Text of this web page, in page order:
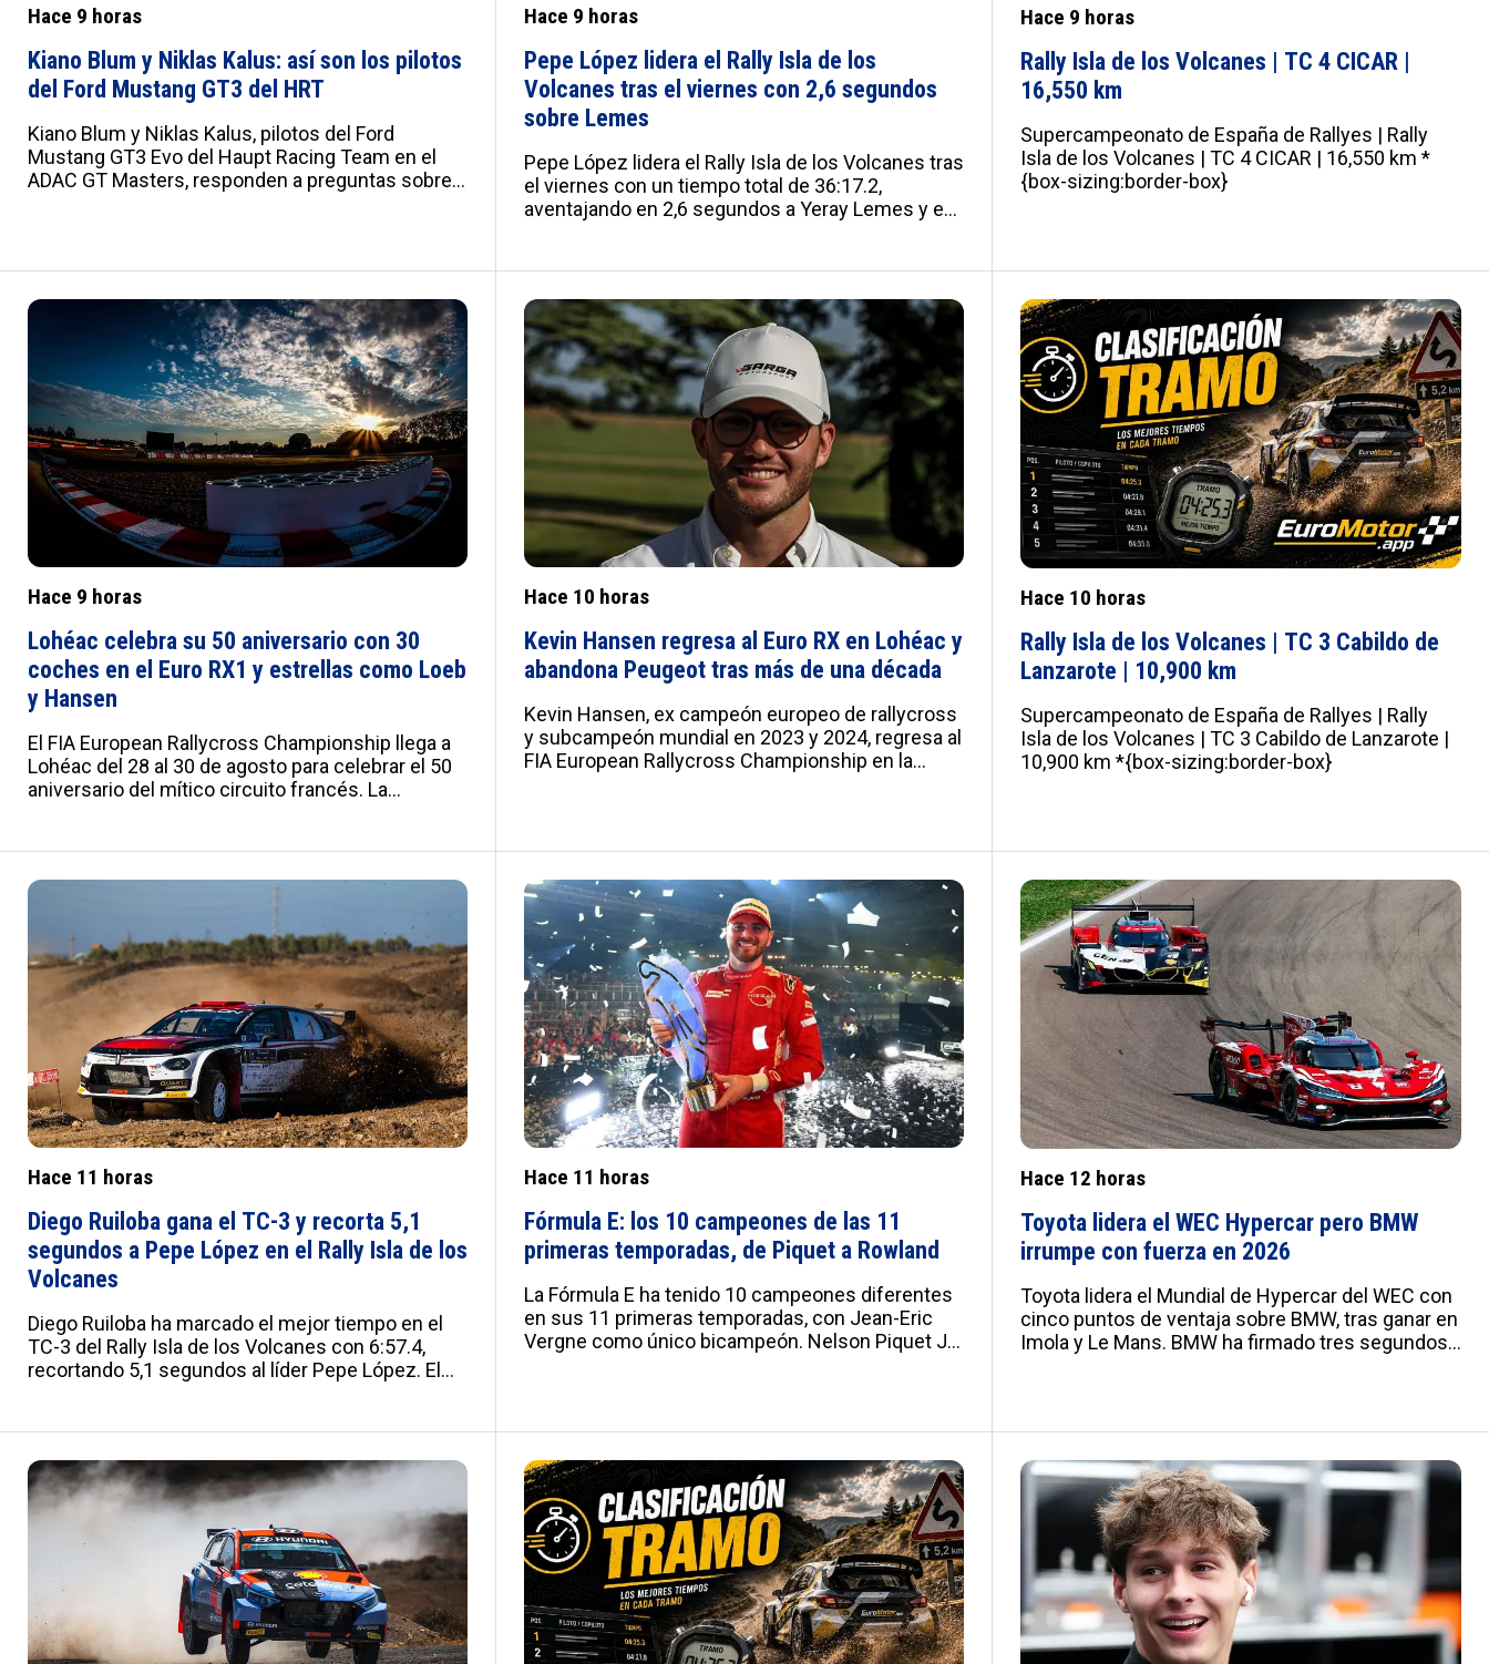
Hace 9 horas
Kiano Blum y Niklas Kalus: así son los pilotos
del Ford Mustang GT3 del HRT
Kiano Blum y Niklas Kalus, pilotos del Ford
Mustang GT3 Evo del Haupt Racing Team en el
ADAC GT Masters, responden a preguntas sobre
:root{--a:#012B7F;--b:#e0e0e0;--c:#fafbfd;--
d:#f8f8f8;--e:#F2F5FB;--f:#fff;--g:#000;--
h:'Roboto',sans-serif;--i:'Roboto Condensed',sans-
serif;--j:18px;--k:20px;--l:22px;--m:21px;--n:23px;--
o:25px;--p:20px;--q:22px;--r:24px;--s:10px 15px;--
t:25px 0;--u:20px;--v:20px;--w:0px;--x:10px;--y:1px
solid #ddd}
Hace 9 horas
Pepe López lidera el Rally Isla de los
Volcanes tras el viernes con 2,6 segundos
sobre Lemes
Pepe López lidera el Rally Isla de los Volcanes tras
el viernes con un tiempo total de 36:17.2,
aventajando en 2,6 segundos a Yeray Lemes y en
chicane. Ruiloba ha firmado su segundo scratch
del día en el TC-4. :root{--a:#012B7F;--b:#e0e0e0;-
-c:#fafbfd;--d:#f8f8f8;--e:#F2F5FB;--f:#fff;--
g:#000;--h:'Roboto',sans-serif;--i:'Roboto
Condensed',sans-serif;--j:18px;--k:20px;--l:22px;--
m:21px;--n:23px;--o:25px;--p:20px;--q:22px;--
r:24px;--s:10px 15px;--t:25px 0;--u:20px;--v:20px;--
w:0px;--x:10px;--y:1px solid #ddd}
Hace 9 horas
Rally Isla de los Volcanes | TC 4 CICAR |
16,550 km
Supercampeonato de España de Rallyes | Rally
Isla de los Volcanes | TC 4 CICAR | 16,550 km *
{box-sizing:border-box}
Hace 9 horas
Lohéac celebra su 50 aniversario con 30
coches en el Euro RX1 y estrellas como Loeb
y Hansen
El FIA European Rallycross Championship llega a
Lohéac del 28 al 30 de agosto para celebrar el 50
aniversario del mítico circuito francés. La
del campeonato, y las presencias estelares de
Sébastien Loeb y Kevin Hansen. :root{--
a:#012B7F;--b:#e0e0e0;--c:#fafbfd;--d:#f8f8f8;--
e:#F2F5FB;--f:#fff;--g:#000;--h:'Roboto',sans-
serif;--i:'Roboto Condensed',sans-serif;--j:18px;--
k:20px;--l:22px;--m:21px;--n:23px;--o:25px;--
p:20px;--q:22px;--r:24px;--s:10px 15px;--t:25px 0;--
u:20px;--v:20px;--w:0px;--x:10px;--y:1px solid
Hace 10 horas
Kevin Hansen regresa al Euro RX en Lohéac y
abandona Peugeot tras más de una década
Kevin Hansen, ex campeón europeo de rallycross
y subcampeón mundial en 2023 y 2024, regresa al
FIA European Rallycross Championship en la
a:#012B7F;--b:#e0e0e0;--c:#fafbfd;--d:#f8f8f8;--
e:#F2F5FB;--f:#fff;--g:#000;--h:'Roboto',sans-
serif;--i:'Roboto Condensed',sans-serif;--j:18px;--
k:20px;--l:22px;--m:21px;--n:23px;--o:25px;--
p:20px;--q:22px;--r:24px;--s:10px 15px;--t:25px 0;--
u:20px;--v:20px;--w:0px;--x:10px;--y:1px solid
#ddd}
Hace 10 horas
Rally Isla de los Volcanes | TC 3 Cabildo de
Lanzarote | 10,900 km
Supercampeonato de España de Rallyes | Rally
Isla de los Volcanes | TC 3 Cabildo de Lanzarote |
10,900 km *{box-sizing:border-box}
Hace 11 horas
Diego Ruiloba gana el TC-3 y recorta 5,1
segundos a Pepe López en el Rally Isla de los
Volcanes
Diego Ruiloba ha marcado el mejor tiempo en el
TC-3 del Rally Isla de los Volcanes con 6:57.4,
recortando 5,1 segundos al líder Pepe López. El
Pérez y Semenov han sufrido problemas. :root{--
a:#012B7F;--b:#e0e0e0;--c:#fafbfd;--d:#f8f8f8;--
e:#F2F5FB;--f:#fff;--g:#000;--h:'Roboto',sans-
serif;--i:'Roboto Condensed',sans-serif;--j:18px;--
k:20px;--l:22px;--m:21px;--n:23px;--o:25px;--
p:20px;--q:22px;--r:24px;--s:10px 15px;--t:25px 0;--
u:20px;--v:20px;--w:0px;--x:10px;--y:1px solid
Hace 11 horas
Fórmula E: los 10 campeones de las 11
primeras temporadas, de Piquet a Rowland
La Fórmula E ha tenido 10 campeones diferentes
en sus 11 primeras temporadas, con Jean-Eric
Vergne como único bicampeón. Nelson Piquet Jr,
completan la lista de campeones. :root{--
a:#012B7F;--b:#e0e0e0;--c:#fafbfd;--d:#f8f8f8;--
e:#F2F5FB;--f:#fff;--g:#000;--h:'Roboto',sans-
serif;--i:'Roboto Condensed',sans-serif;--j:18px;--
k:20px;--l:22px;--m:21px;--n:23px;--o:25px;--
p:20px;--q:22px;--r:24px;--s:10px 15px;--t:25px 0;--
u:20px;--v:20px;--w:0px;--x:10px;--y:1px solid
Hace 12 horas
Toyota lidera el WEC Hypercar pero BMW
irrumpe con fuerza en 2026
Toyota lidera el Mundial de Hypercar del WEC con
cinco puntos de ventaja sobre BMW, tras ganar en
Imola y Le Mans. BMW ha firmado tres segundos
a:#012B7F;--b:#e0e0e0;--c:#fafbfd;--d:#f8f8f8;--
e:#F2F5FB;--f:#fff;--g:#000;--h:'Roboto',sans-
serif;--i:'Roboto Condensed',sans-serif;--j:18px;--
k:20px;--l:22px;--m:21px;--n:23px;--o:25px;--
p:20px;--q:22px;--r:24px;--s:10px 15px;--t:25px 0;--
u:20px;--v:20px;--w:0px;--x:10px;--y:1px solid
#ddd}